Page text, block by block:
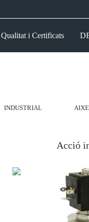
Qualitat i Certificats
INDUSTRIAL
Acció